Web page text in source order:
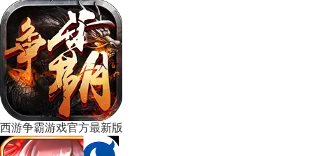
西游争霸游戏官方最新版